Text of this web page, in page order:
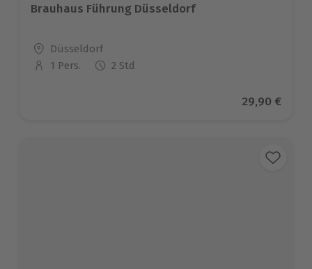
Brauhaus Führung Düsseldorf
Standort
Düsseldorf
Anzahl der Teilnehmer
1 Pers. 2 Std
Aktueller
29,90 €